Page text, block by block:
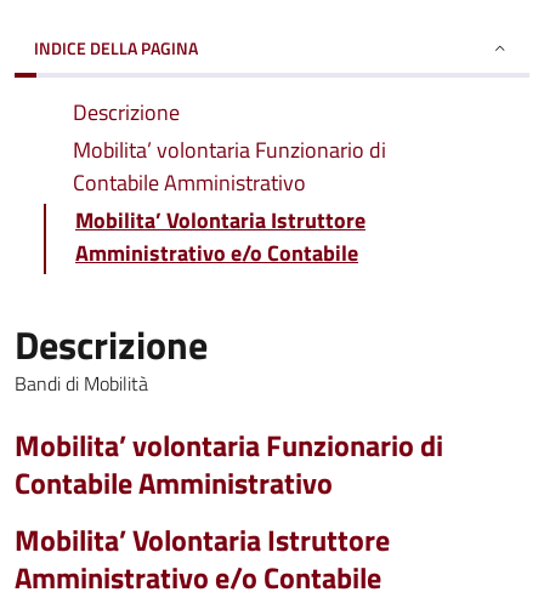
INDICE DELLA PAGINA
Descrizione
Mobilita’ volontaria Funzionario di
Contabile Amministrativo
Mobilita’ Volontaria Istruttore
Amministrativo e/o Contabile
Descrizione
Bandi di Mobilità
Mobilita’ volontaria Funzionario di
Contabile Amministrativo
Mobilita’ Volontaria Istruttore
Amministrativo e/o Contabile